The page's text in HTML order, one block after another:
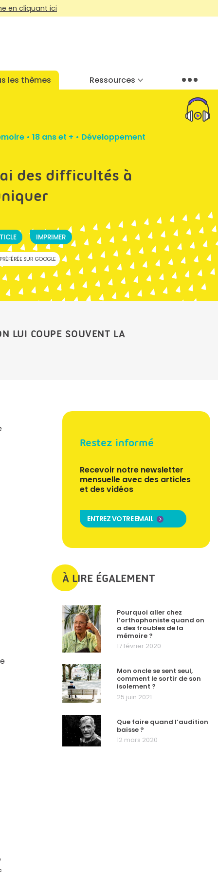
en cliquant ici
les thèmes Ressources Menu
• 18 ans et + • Développement
des difficultés à
IMPRIMER
SUR GOOGLE
LUI COUPE SOUVENT LA
Restez informé
Recevoir notre newsletter
mensuelle avec des articles
et des vidéos
ENTREZ VOTRE EMAIL
À LIRE ÉGALEMENT
Pourquoi aller chez
l’orthophoniste quand on
a des troubles de la
mémoire ?
17 février 2020
Mon oncle se sent seul,
comment le sortir de son
isolement ?
25 juin 2021
Que faire quand l’audition
baisse ?
12 mars 2020